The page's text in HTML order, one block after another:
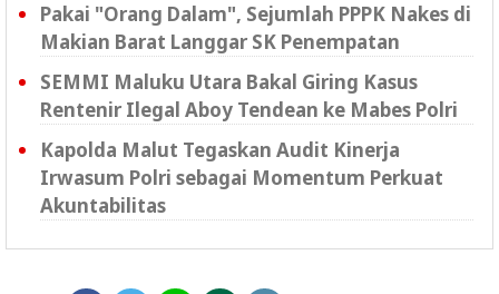
Pakai "Orang Dalam", Sejumlah PPPK Nakes di
Makian Barat Langgar SK Penempatan
SEMMI Maluku Utara Bakal Giring Kasus
Rentenir Ilegal Aboy Tendean ke Mabes Polri
Kapolda Malut Tegaskan Audit Kinerja
Irwasum Polri sebagai Momentum Perkuat
Akuntabilitas